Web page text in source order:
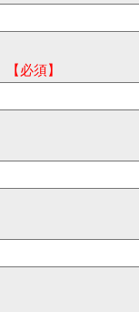
【必須】